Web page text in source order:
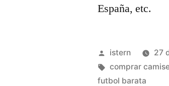
España, etc.
Publicado
por
istern 27
Etiquetas:
comprar
futbol barata